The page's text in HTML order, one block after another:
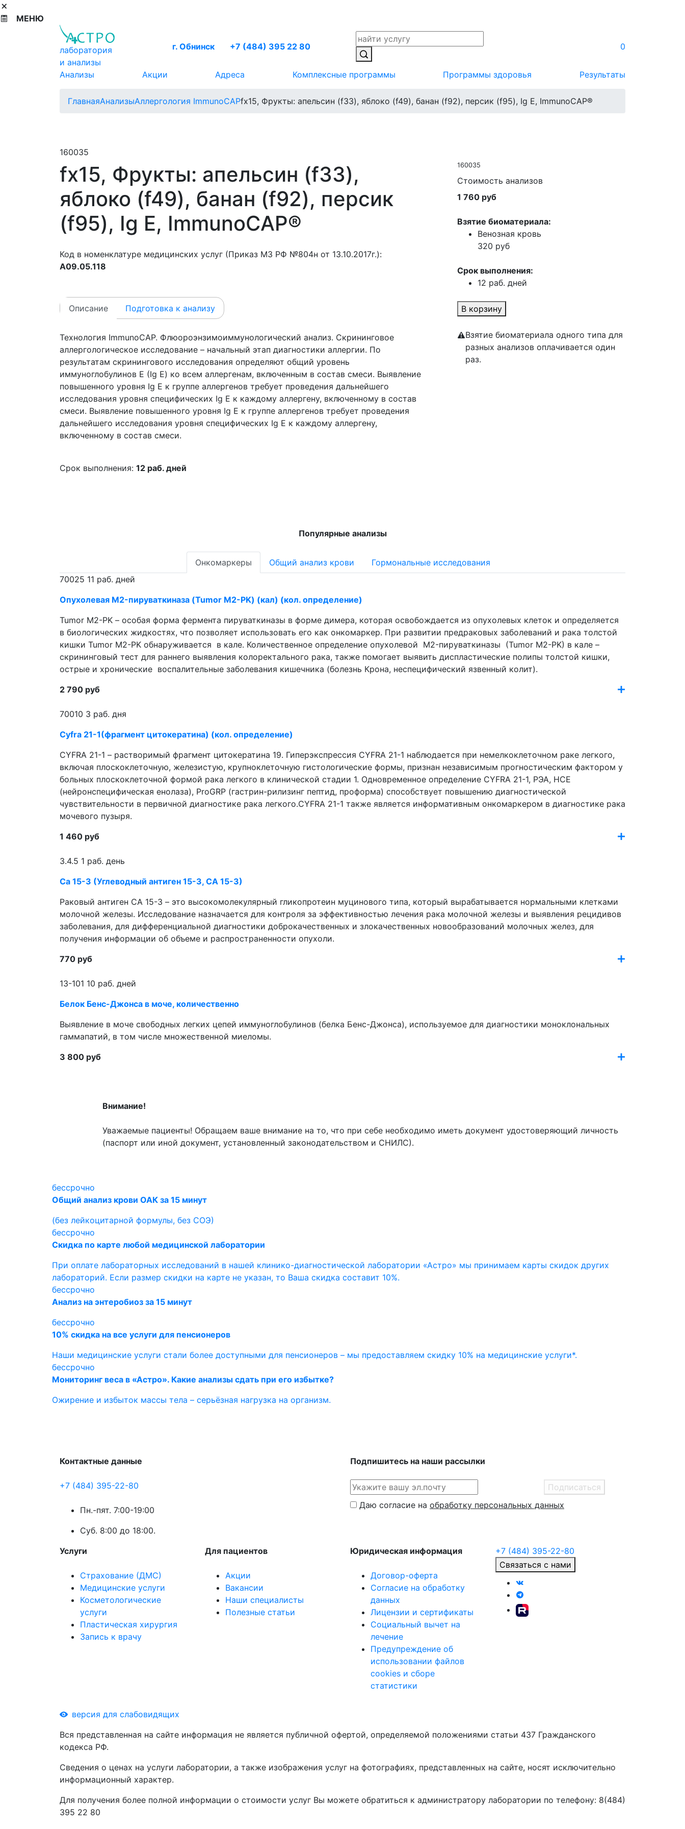
МЕНЮ
лаборатория
и анализы
г. Обнинск +7 (484) 395 22 80 0
Анализы Акции Адреса Комплексные программы Программы здоровья Результаты
ГлавнаяАнализыАллергология ImmunoCAРfx15, Фрукты: апельсин (f33), яблоко (f49), банан (f92), персик (f95), Ig E, ImmunoCAP®
160035
fx15, Фрукты: апельсин (f33),
яблоко (f49), банан (f92), персик
(f95), Ig E, ImmunoCAP®
Код в номенклатуре медицинских услуг (Приказ МЗ РФ №804н от 13.10.2017г.):
A09.05.118
Описание Подготовка к анализу
Технология ImmunoCAP. Флюороэнзимоиммунологический анализ. Скрининговое
аллергологическое исследование – начальный этап диагностики аллергии. По
результатам скринингового исследования определяют общий уровень
иммуноглобулинов Е (Ig E) ко всем аллергенам, включенным в состав смеси. Выявление
повышенного уровня Ig E к группе аллергенов требует проведения дальнейшего
исследования уровня специфических Ig E к каждому аллергену, включенному в состав
смеси. Выявление повышенного уровня Ig E к группе аллергенов требует проведения
дальнейшего исследования уровня специфических Ig E к каждому аллергену,
включенному в состав смеси.
Срок выполнения: 12 раб. дней
160035
Стоимость анализов
1 760 руб
Взятие биоматериала:
Венозная кровь
320 руб
Срок выполнения:
12 раб. дней
В корзину
Взятие биоматериала одного типа для
разных анализов оплачивается один
раз.
Популярные анализы
Онкомаркеры Общий анализ крови
Гормональные исследования
70025 11 раб. дней
Опухолевая M2-пируваткиназа (Tumor M2-PK) (кал) (кол. определение)
Tumor M2-PK – особая форма фермента пируваткиназы в форме димера, которая освобождается из опухолевых клеток и определяется
в биологических жидкостях, что позволяет использовать его как онкомаркер. При развитии предраковых заболеваний и рака толстой
кишки Tumor M2-PK обнаруживается в кале. Количественное определение опухолевой M2-пируваткиназы (Tumor M2-PK) в кале –
скрининговый тест для раннего выявления колоректального рака, также помогает выявить диспластические полипы толстой кишки,
острые и хронические воспалительные заболевания кишечника (болезнь Крона, неспецифический язвенный колит).
2 790 руб
70010 3 раб. дня
Cyfra 21-1(фрагмент цитокератина) (кол. определение)
CYFRA 21-1 – растворимый фрагмент цитокератина 19. Гиперэкспрессия CYFRA 21-1 наблюдается при немелкоклеточном раке легкого,
включая плоскоклеточную, железистую, крупноклеточную гистологические формы, признан независимым прогностическим фактором у
больных плоскоклеточной формой рака легкого в клинической стадии 1. Одновременное определение CYFRA 21-1, РЭА, НСЕ
(нейронспецифическая енолаза), ProGRP (гастрин-рилизинг пептид, проформа) способствует повышению диагностической
чувствительности в первичной диагностике рака легкого.CYFRA 21-1 также является информативным онкомаркером в диагностике рака
мочевого пузыря.
1 460 руб
3.4.5 1 раб. день
Са 15-3 (Углеводный антиген 15-3, СА 15-3)
Раковый антиген СА 15-3 – это высокомолекулярный гликопротеин муцинового типа, который вырабатывается нормальными клетками
молочной железы. Исследование назначается для контроля за эффективностью лечения рака молочной железы и выявления рецидивов
заболевания, для дифференциальной диагностики доброкачественных и злокачественных новообразований молочных желез, для
получения информации об объеме и распространенности опухоли.
770 руб
13-101 10 раб. дней
Белок Бенс-Джонса в моче, количественно
Выявление в моче свободных легких цепей иммуноглобулинов (белка Бенс-Джонса), используемое для диагностики моноклональных
гаммапатий, в том числе множественной миеломы.
3 800 руб
Внимание!
Уважаемые пациенты! Обращаем ваше внимание на то, что при себе необходимо иметь документ удостоверяющий личность
(паспорт или иной документ, установленный законодательством и СНИЛС).
бессрочно
Общий анализ крови ОАК за 15 минут
(без лейкоцитарной формулы, без СОЭ)
бессрочно
Скидка по карте любой медицинской лаборатории
При оплате лабораторных исследований в нашей клинико-диагностической лаборатории «Астро» мы принимаем карты скидок других
лабораторий. Если размер скидки на карте не указан, то Ваша скидка составит 10%.
бессрочно
Анализ на энтеробиоз за 15 минут
бессрочно
10% скидка на все услуги для пенсионеров
Наши медицинские услуги стали более доступными для пенсионеров – мы предоставляем скидку 10% на медицинские услуги*.
бессрочно
Мониторинг веса в «Астро». Какие анализы сдать при его избытке?
Ожирение и избыток массы тела – серьёзная нагрузка на организм.
Контактные данные
+7 (484) 395-22-80
Пн.-пят. 7:00-19:00
Суб. 8:00 до 18:00.
Подпишитесь на наши рассылки
Подписаться
Даю согласие на обработку персональных данных
Услуги
Страхование (ДМС)
Медицинские услуги
Косметологические
услуги
Пластическая хирургия
Запись к врачу
Для пациентов
Акции
Вакансии
Наши специалисты
Полезные статьи
Юридическая информация
Договор-оферта
Согласие на обработку
данных
Лицензии и сертификаты
Социальный вычет на
лечение
Предупреждение об
использовании файлов
cookies и сборе
статистики
+7 (484) 395-22-80
Связаться с нами
версия для слабовидящих
Вся представленная на сайте информация не является публичной офертой, определяемой положениями статьи 437 Гражданского
кодекса РФ.
Сведения о ценах на услуги лаборатории, а также изображения услуг на фотографиях, представленных на сайте, носят исключительно
информационный характер.
Для получения более полной информации о стоимости услуг Вы можете обратиться к администратору лаборатории по телефону: 8(484)
395 22 80